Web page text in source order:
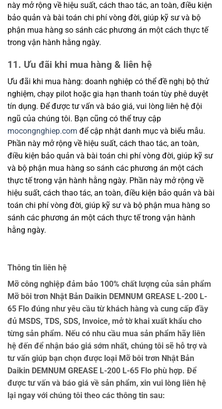
này mở rộng về hiệu suất, cách thao tác, an toàn, điều kiện
bảo quản và bài toán chi phí vòng đời, giúp kỹ sư và bộ
phận mua hàng so sánh các phương án một cách thực tế
trong vận hành hằng ngày.
11. Ưu đãi khi mua hàng & liên hệ
Ưu đãi khi mua hàng: doanh nghiệp có thể đề nghị bộ thử
nghiệm, chạy pilot hoặc gia hạn thanh toán tùy phê duyệt
tín dụng. Để được tư vấn và báo giá, vui lòng liên hệ đội
ngũ của chúng tôi. Bạn cũng có thể truy cập
mocongnghiep.com để cập nhật danh mục và biểu mẫu.
Phần này mở rộng về hiệu suất, cách thao tác, an toàn,
điều kiện bảo quản và bài toán chi phí vòng đời, giúp kỹ sư
và bộ phận mua hàng so sánh các phương án một cách
thực tế trong vận hành hằng ngày. Phần này mở rộng về
hiệu suất, cách thao tác, an toàn, điều kiện bảo quản và bài
toán chi phí vòng đời, giúp kỹ sư và bộ phận mua hàng so
sánh các phương án một cách thực tế trong vận hành
hằng ngày.
Thông tin liên hệ
Mỡ công nghiệp đảm bảo 100% chất lượng của sản phẩm
Mỡ bôi trơn Nhật Bản Daikin DEMNUM GREASE L-200 L-
65 Flo đúng như yêu cầu từ khách hàng và cung cấp đầy
đủ MSDS, TDS, SDS, Invoice, mở tờ khai xuất khẩu cho
từng sản phẩm. Nếu có nhu cầu mua sản phẩm hãy liên
hệ đến để nhận báo giá sớm nhất, chúng tôi sẽ hỗ trợ và
tư vấn giúp bạn chọn được loại Mỡ bôi trơn Nhật Bản
Daikin DEMNUM GREASE L-200 L-65 Flo phù hợp. Để
được tư vấn và báo giá về sản phẩm, xin vui lòng liên hệ
lại ngay với chúng tôi theo các thông tin sau: